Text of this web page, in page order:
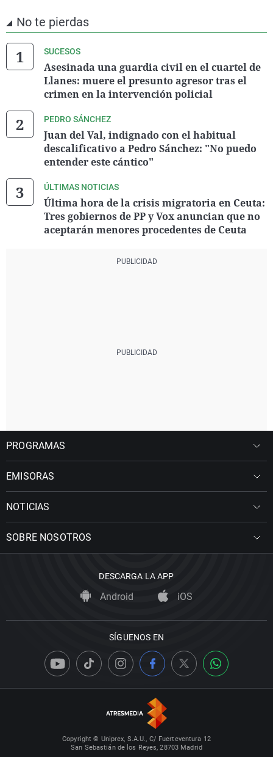
No te pierdas
SUCESOS
Asesinada una guardia civil en el cuartel de
Llanes: muere el presunto agresor tras el
crimen en la intervención policial
PEDRO SÁNCHEZ
Juan del Val, indignado con el habitual
descalificativo a Pedro Sánchez: "No puedo
entender este cántico"
ÚLTIMAS NOTICIAS
Última hora de la crisis migratoria en Ceuta:
Tres gobiernos de PP y Vox anuncian que no
aceptarán menores procedentes de Ceuta
PROGRAMAS
EMISORAS
NOTICIAS
SOBRE NOSOTROS
DESCARGA LA APP
Android iOS
SÍGUENOS EN
Copyright © Uniprex, S.A.U., C/ Fuerteventura 12
San Sebastián de los Reyes, 28703 Madrid